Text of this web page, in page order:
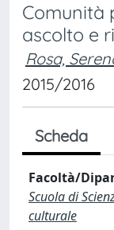
Comunità
ascolto e
Rosa,
2015/2016
Scheda
Facoltà/
Scuola di
culturale